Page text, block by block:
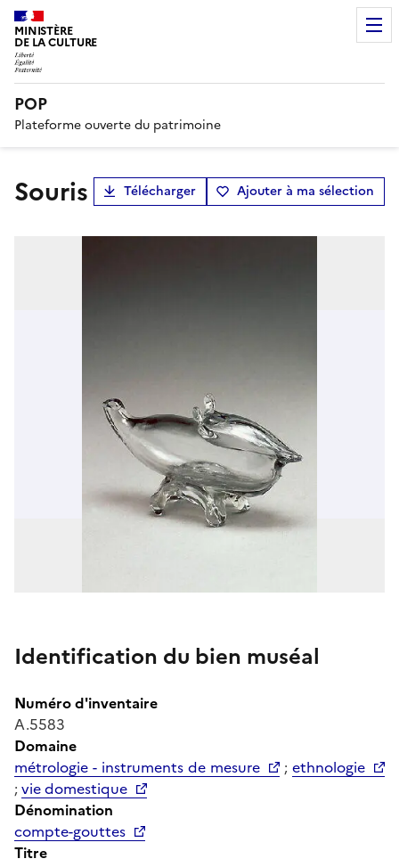
MINISTÈRE
DE LA CULTURE
POP
Plateforme ouverte du patrimoine
souris Télécharger Ajouter à ma sélection
Identification du bien muséal
Numéro d'inventaire
A.5583
Domaine
métrologie - instruments de mesure
; ethnologie
;vie domestique
Dénomination
compte-gouttes
Titre